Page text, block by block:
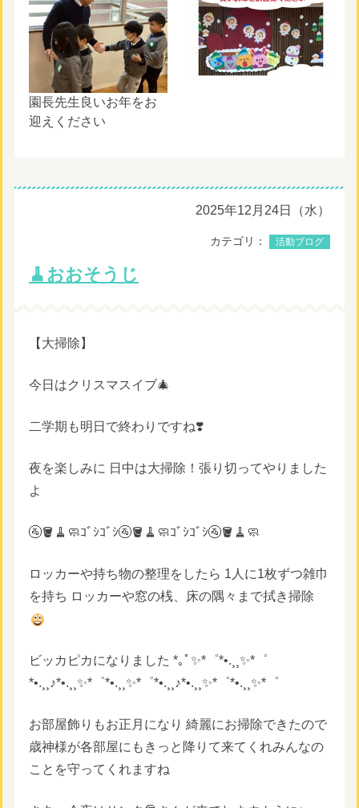
園長先生良いお年をお
迎えください
2025年12月24日（水）
カテゴリ： 活動ブログ
🧹おおそうじ
【大掃除】
今日はクリスマスイブ🎄
二学期も明日で終わりですね❣️
夜を楽しみに 日中は大掃除！張り切ってやりました
よ
🚰🪣🧹🧼ｺﾞｼｺﾞｼ🚰🪣🧹🧼ｺﾞｼｺﾞｼ🚰🪣🧹🧼
ロッカーや持ち物の整理をしたら 1人に1枚ずつ雑巾
を持ち ロッカーや窓の桟、床の隅々まで拭き掃除
ビッカピカになりました *｡ﾟ✨*゜*•.¸¸✨*゜
*•.¸¸♪*•.¸¸✨*゜*•.¸¸✨*゜*•.¸¸♪*•.¸¸✨*゜*•.¸¸✨*゜
お部屋飾りもお正月になり 綺麗にお掃除できたので
歳神様が各部屋にもきっと降りて来てくれみんなの
ことを守ってくれますね